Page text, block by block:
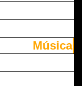
Música